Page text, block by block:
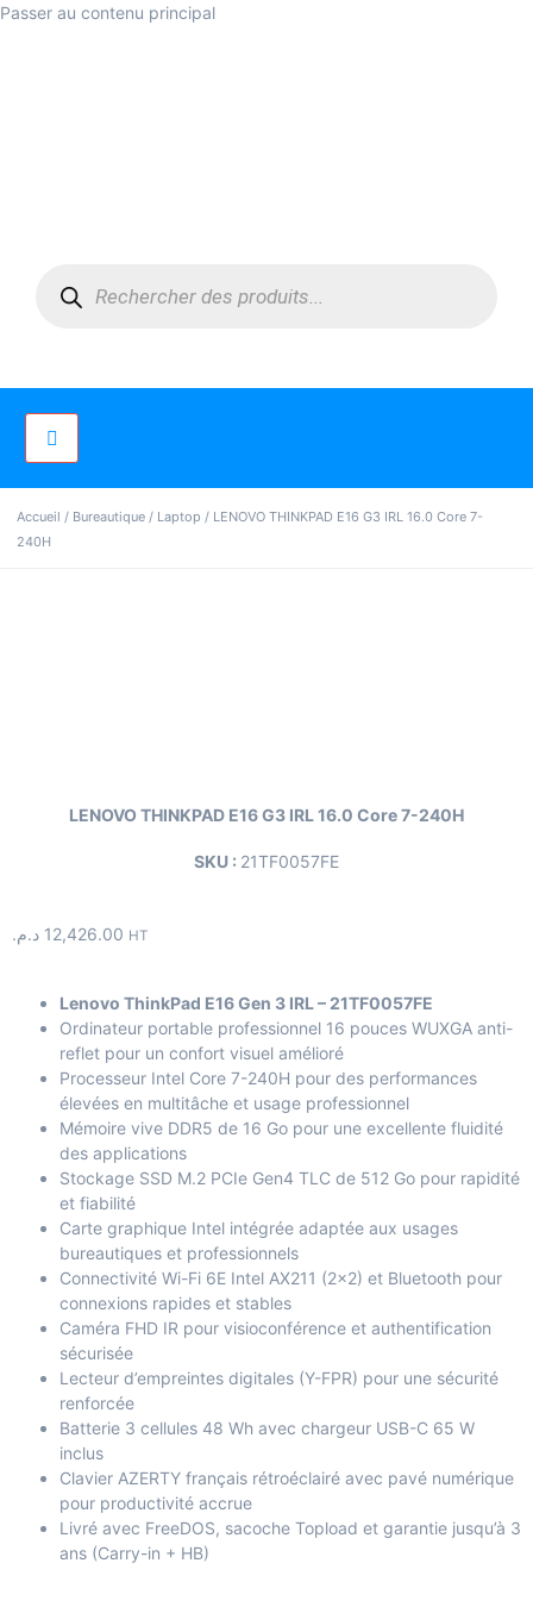
Passer au contenu principal
Accueil / Bureautique / Laptop / LENOVO THINKPAD E16 G3 IRL 16.0 Core 7-
240H
LENOVO THINKPAD E16 G3 IRL 16.0 Core 7-240H
SKU : 21TF0057FE
12,426.00 د.م. HT
Lenovo ThinkPad E16 Gen 3 IRL – 21TF0057FE
Ordinateur portable professionnel 16 pouces WUXGA anti-
reflet pour un confort visuel amélioré
Processeur Intel Core 7-240H pour des performances
élevées en multitâche et usage professionnel
Mémoire vive DDR5 de 16 Go pour une excellente fluidité
des applications
Stockage SSD M.2 PCIe Gen4 TLC de 512 Go pour rapidité
et fiabilité
Carte graphique Intel intégrée adaptée aux usages
bureautiques et professionnels
Connectivité Wi-Fi 6E Intel AX211 (2×2) et Bluetooth pour
connexions rapides et stables
Caméra FHD IR pour visioconférence et authentification
sécurisée
Lecteur d’empreintes digitales (Y-FPR) pour une sécurité
renforcée
Batterie 3 cellules 48 Wh avec chargeur USB-C 65 W
inclus
Clavier AZERTY français rétroéclairé avec pavé numérique
pour productivité accrue
Livré avec FreeDOS, sacoche Topload et garantie jusqu’à 3
ans (Carry-in + HB)